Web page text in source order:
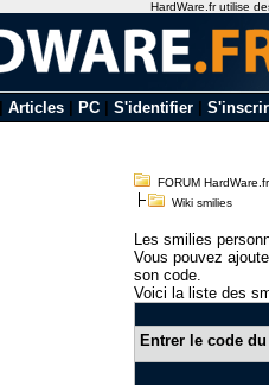
Articles| PC| S'identifier|
FORUM HardWare.fr
Wiki smilies
Les smilies
Vous pouvez
son code.
Voici la liste des
Entrer le code
HardWare.fr utilise